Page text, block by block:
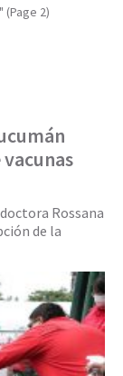
(Page 2)
Rossana
de la